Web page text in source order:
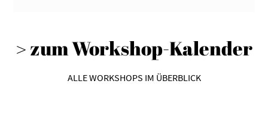
> zum Workshop-Kalender
ALLE WORKSHOPS IM ÜBERBLICK